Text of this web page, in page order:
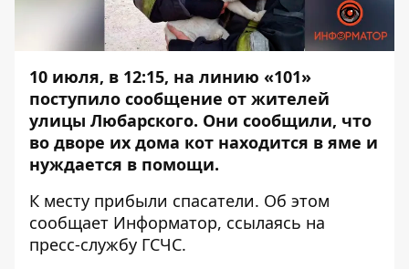
10 июля, в 12:15, на линию «101»
поступило сообщение от жителей
улицы Любарского. Они сообщили, что
во дворе их дома кот находится в яме и
нуждается в помощи.
К месту прибыли спасатели. Об этом
сообщает Информатор, ссылаясь на
пресс-службу ГСЧС.